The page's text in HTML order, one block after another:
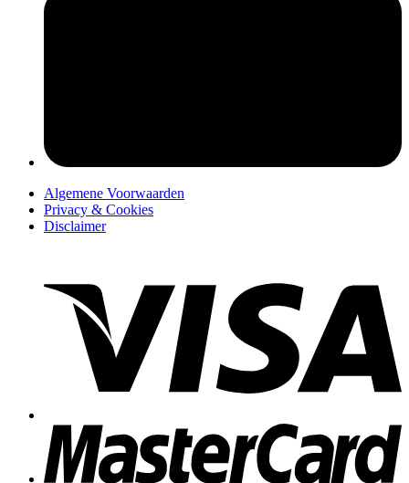
Algemene Voorwaarden
Privacy & Cookies
Disclaimer